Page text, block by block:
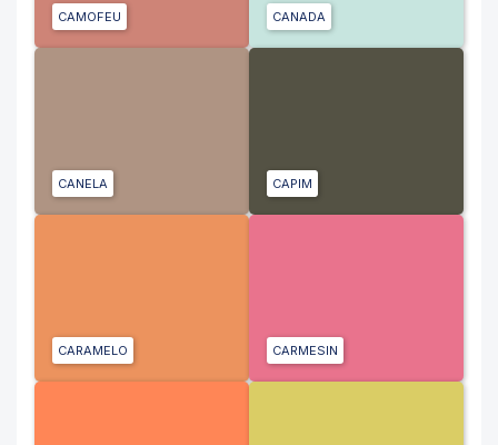
CAMOFEU CANADA
CANELA CAPIM
CARAMELO CARMESIN